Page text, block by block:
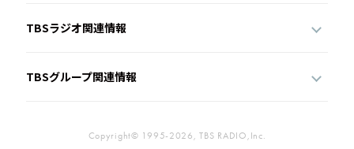
TBSラジオ関連情報
TBSグループ関連情報
Copyright© 1995-2026, TBS RADIO,Inc.